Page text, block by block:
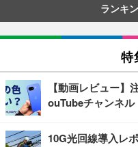
ランキ
特
【動画レビュー
ouTubeチャンネル
10G光回線導入レポ